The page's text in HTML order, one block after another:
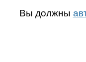
Вы должны